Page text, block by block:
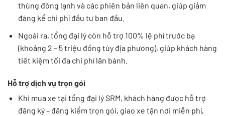
thùng đông lạnh và các phiên bản liên quan, giúp giảm
đáng kể chi phí đầu tư ban đầu.
Ngoài ra, tổng đại lý còn hỗ trợ 100% lệ phí trước bạ
(khoảng 2 – 5 triệu đồng tùy địa phương), giúp khách hàng
tiết kiệm tối đa chi phí lăn bánh.
Hỗ trợ dịch vụ trọn gói
Khi mua xe tại tổng đại lý SRM, khách hàng được hỗ trợ
đăng ký – đăng kiểm trọn gói, giao xe tận nơi miễn phí,